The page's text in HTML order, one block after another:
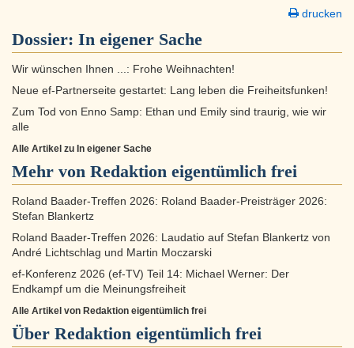
drucken
Dossier: In eigener Sache
Wir wünschen Ihnen ...: Frohe Weihnachten!
Neue ef-Partnerseite gestartet: Lang leben die Freiheitsfunken!
Zum Tod von Enno Samp: Ethan und Emily sind traurig, wie wir
alle
Alle Artikel zu In eigener Sache
Mehr von Redaktion eigentümlich frei
Roland Baader-Treffen 2026: Roland Baader-Preisträger 2026:
Stefan Blankertz
Roland Baader-Treffen 2026: Laudatio auf Stefan Blankertz von
André Lichtschlag und Martin Moczarski
ef-Konferenz 2026 (ef-TV) Teil 14: Michael Werner: Der
Endkampf um die Meinungsfreiheit
Alle Artikel von Redaktion eigentümlich frei
Über Redaktion eigentümlich frei